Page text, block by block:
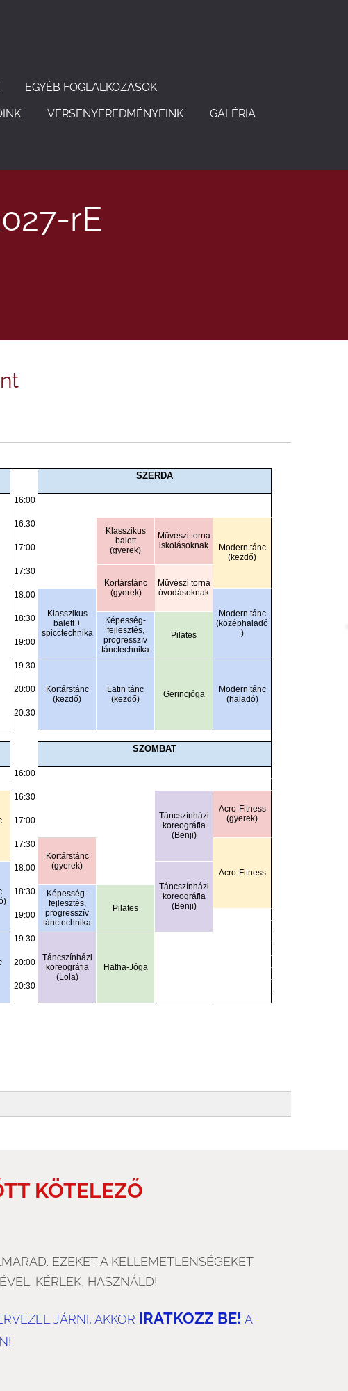
EGYÉB FOGLALKOZÁSOK
VERSENYEREDMÉNYEINK
GALÉRIA
rE
KÖTELEZŐ
EZEKET A KELLEMETLENSÉGEKET
KÉRLEK, HASZNÁLD!
JÁRNI, AKKOR IRATKOZZ BE! A
N!